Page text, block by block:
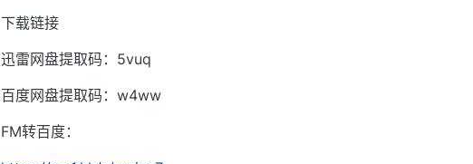
下载链接
迅雷网盘提取码：5vuq
百度网盘提取码：w4ww
FM转百度：